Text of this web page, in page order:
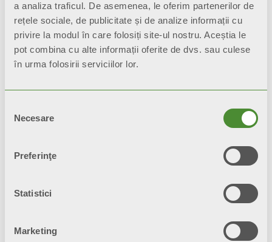
a analiza traficul. De asemenea, le oferim partenerilor de
rețele sociale, de publicitate și de analize informații cu
privire la modul în care folosiți site-ul nostru. Aceștia le
pot combina cu alte informații oferite de dvs. sau culese
în urma folosirii serviciilor lor.
consimțământului
Necesare
Preferinţe
Statistici
Marketing
Grupul dedică resurse semnificative bunăstării și
formării continue a colaboratorilor săi, prin
planuri de bunăstare structurate și servicii de
echilibrare între viața profesională și viața privată
și, de asemenea, sprijină inițiativele de
deosebită generațiilor locale mai tinere.
investiții majore în energie regenerabilă pentru a
atinge obiectivul de neutralitate climatică în 2050.
dovedește a fi cel mai bun an financiar înregistrat
SILMAR GROUP: PROGNOZA